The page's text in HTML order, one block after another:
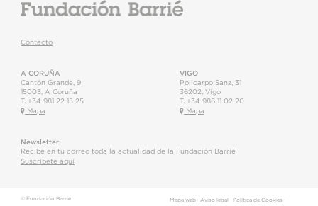
Contacto
A CORUÑA
Cantón Grande, 9
15003
A Coruña
T. +34 981 22 15 25
Mapa
VIGO
Policarpo Sanz, 31
36202 Vigo
T. +34 986 11 02 20
Mapa
Newsletter
Recibe en tu correo toda la actualidad de la Fundación Barrié
Suscríbete aquí
© Fundación Barrié Mapa web· Aviso legal · Política de Cookies ·